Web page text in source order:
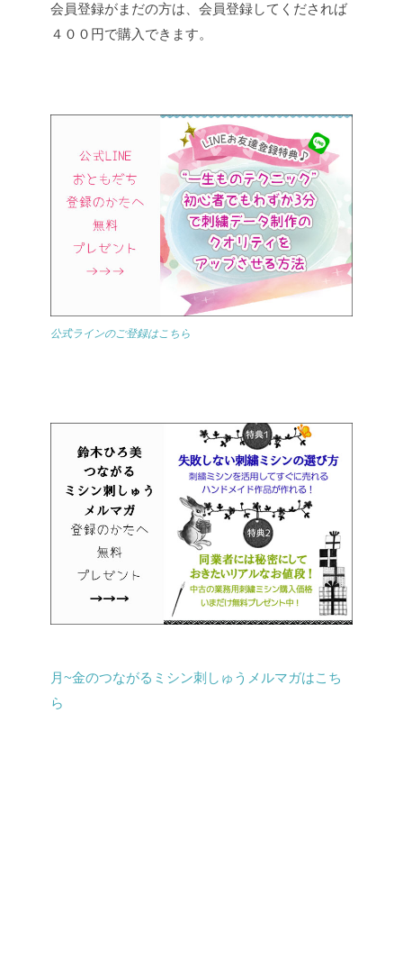
会員登録がまだの方は、会員登録してくだされば
４００円で購入できます。
公式ラインのご登録はこちら
月~金のつながるミシン刺しゅうメルマガはこち
ら